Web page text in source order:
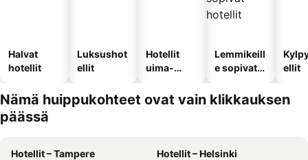
Halvat
hotellit
Luksushot
ellit
Hotellit
uima-
Lemmikeill
e sopivat
ellit
Nämä huippukohteet ovat vain klikkauksen
päässä
Hotellit – Tampere
Hotellit – Helsinki